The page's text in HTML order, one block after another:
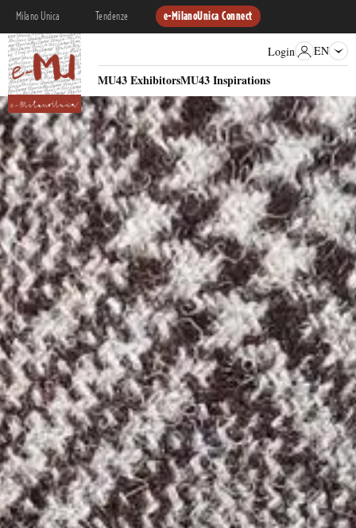
Milano Unica Tendenze e-MilanoUnica Connect
MU43 ExhibitorsMU43 Inspirations
Login EN